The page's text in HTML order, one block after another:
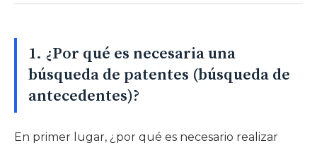
1. ¿Por qué es necesaria una
búsqueda de patentes (búsqueda de
antecedentes)?
En primer lugar, ¿por qué es necesario realizar